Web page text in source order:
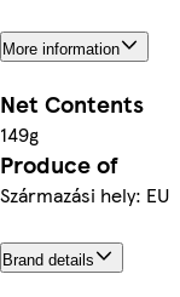
More information
Net Contents
149g
Produce of
Származási hely: EU
Brand details